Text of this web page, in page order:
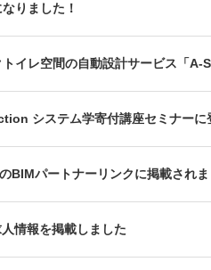
りました！
イレ空間の自動設計サービス「A-
システム学寄付講座セミナーに
BIMパートナーリンクに掲載されま
情報を掲載しました